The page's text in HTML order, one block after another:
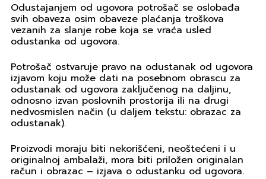
Odustajanjem od ugovora potrošač se oslobađa
svih obaveza osim obaveze plaćanja troškova
vezanih za slanje robe koja se vraća usled
odustanka od ugovora.
Potrošač ostvaruje pravo na odustanak od ugovora
izjavom koju može dati na posebnom obrascu za
odustanak od ugovora zaključenog na daljinu,
odnosno izvan poslovnih prostorija ili na drugi
nedvosmislen način (u daljem tekstu: obrazac za
odustanak).
Proizvodi moraju biti nekorišćeni, neoštećeni i u
originalnoj ambalaži, mora biti priložen originalan
račun i obrazac – izjava o odustanku od ugovora.